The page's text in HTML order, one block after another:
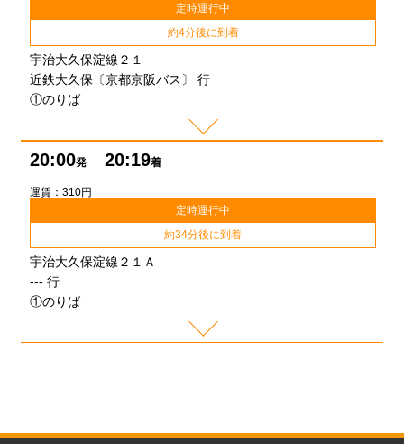
定時運行中
約4分後に到着
宇治大久保淀線２１
近鉄大久保〔京都京阪バス〕 行
①のりば
20:00発 20:19着
運賃：310円
定時運行中
約34分後に到着
宇治大久保淀線２１Ａ
--- 行
①のりば